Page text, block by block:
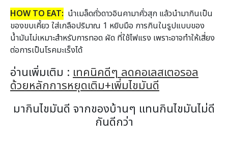
HOW TO EAT: นำเมล็ดถั่วดาวอินคามาคั่วสุก แล้วนำมากินเป็น
ของขบเคี้ยว ใส่เกลือปริมาณ 1 หยิบมือ การกินในรูปแบบของ
น้ำมันไม่เหมาะสำหรับการทอด ผัด ที่ใช้ไฟแรง เพราะอาจทำให้เสี่ยง
ต่อการเป็นโรคมะเร็งได้
อ่านเพิ่มเติม : เทคนิคดีๆ ลดคอเลสเตอรอล
ด้วยหลักการหยุดเติม+เพิ่มไขมันดี
มากินไขมันดี จากของบ้านๆ แทนกินไขมันไม่ดี
กันดีกว่า